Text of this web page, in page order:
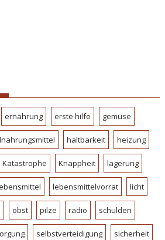
ernährung erste hilfe gemüse
haltbarkeit heizung
Katastrophe Knappheit lagerung
lebensmittelvorrat licht
obst pilze radio schulden
selbstverteidigung sicherheit